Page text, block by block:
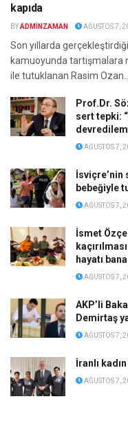
kapıda
BYADMINZAMAN AĞUSTOS 7,
Son yıllarda
kamuoyunda tartışmalara
ile tutuklanan Rasim Ozan...
Prof.Dr.
sert tepki:
AĞUSTOS 7,
İsviçre’nin
bebeğiyle
AĞUSTOS 7,
İsmet
hayatı
AĞUSTOS 7,
AKP’li
Demirtaş
AĞUSTOS 7,
İranlı
AĞUSTOS 7,